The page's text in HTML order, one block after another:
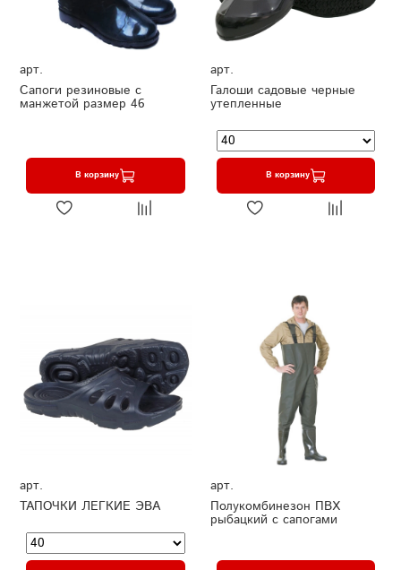
арт.
Сапоги резиновые с
манжетой размер 46
В корзину
арт.
Галоши садовые черные
утепленные
В корзину
арт.
ТАПОЧКИ ЛЕГКИЕ ЭВА
арт.
Полукомбинезон ПВХ
рыбацкий с сапогами